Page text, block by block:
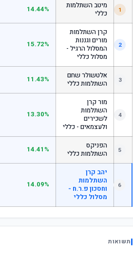
1
מיטב השתלמות
כללי
14.44%
2
קרן השתלמות
מורים וגננות
המסלול הרגיל -
מסלול כללי
15.72%
3
אלטשולר שחם
השתלמות כללי
11.43%
4
מור קרן
השתלמות
לשכירים
ולעצמאים - כללי
13.30%
5
הפניקס
השתלמות כללי
14.41%
6
יהב קרן
השתלמות
וחסכון פ.ר.ח -
מסלול כללי
14.09%
תשואות